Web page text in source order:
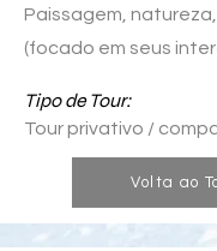
Paissagem,
(focado em seus
Tipo de Tour:
Tour privativo /
Volta ao